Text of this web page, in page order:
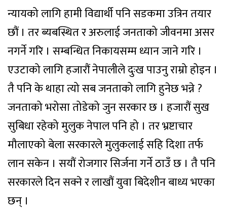
न्यायको लागि हामी विद्यार्थी पनि सडकमा उत्रिन तयार
छौं । तर ब्यबस्थित र अरुलाई जनताको जीवनमा असर
नगर्ने गरि । सम्बन्धित निकायसम्म ध्यान जाने गरि ।
एउटाको लागि हजारौं नेपालीले दुःख पाउनु राम्रो होइन ।
तै पनि के थाहा त्यो सब जनताको लागि हुनेछ भन्ने ?
जनताको भरोसा तोडेको जुन सरकार छ । हजारौं सुख
सुबिधा रहेको मुलुक नेपाल पनि हो । तर भ्रष्टाचार
मौलाएको बेला सरकारले मुलुकलाई सहि दिशा तर्फ
लान सकेन । सयौं रोजगार सिर्जना गर्ने ठाउँ छ । तै पनि
सरकारले दिन सक्ने र लाखौं युवा बिदेशीन बाध्य भएका
छन् ।